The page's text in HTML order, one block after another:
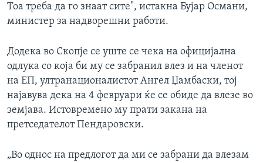
Тоа треба да го знаат сите", истакна Бујар Османи,
министер за надворешни работи.
Додека во Скопје се уште се чека на официјална
одлука со која би му се забранил влез и на членот
на ЕП, ултранационалистот Ангел Џамбаски, тој
најавува дека на 4 февруари ќе се обиде да влезе во
земјава. Истовремено му прати закана на
претседателот Пендаровски.
„Во однос на предлогот да ми се забрани да влезам